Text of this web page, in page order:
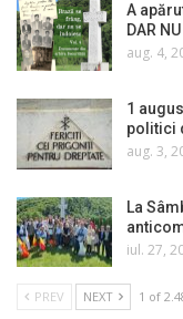
A
DAR
aug. 4,
1
politici
aug. 3,
La
iul. 27,
PREV NEXT 1 of